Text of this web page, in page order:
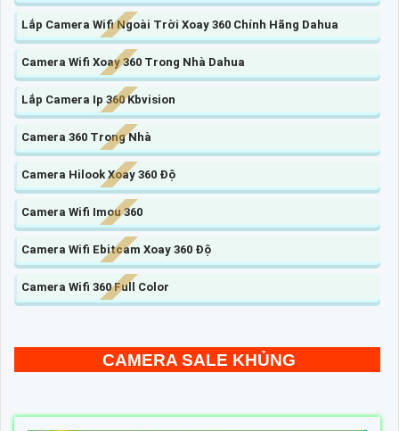
Lắp Camera Wifi Ngoài Trời Xoay 360 Chính Hãng Dahua
Camera Wifi Xoay 360 Trong Nhà Dahua
Lắp Camera Ip 360 Kbvision
Camera 360 Trong Nhà
Camera Hilook Xoay 360 Độ
Camera Wifi Imou 360
Camera Wifi Ebitcam Xoay 360 Độ
Camera Wifi 360 Full Color
CAMERA SALE KHỦNG